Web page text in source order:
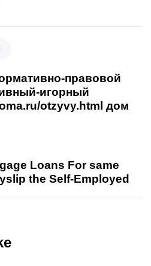
правовой
игорный
otzyvy.html дом
Loans For same
the Self-Employed